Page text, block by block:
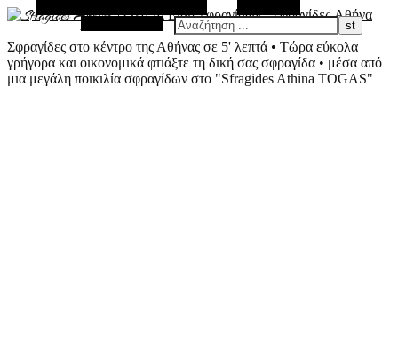
Σφραγίδες στο κέντρο της Αθήνας σε 5' λεπτά • Τώρα εύκολα
γρήγορα και οικονομικά φτιάξτε τη δική σας σφραγίδα • μέσα από
μια μεγάλη ποικιλία σφραγίδων στο "Sfragides Athina TOGAS"
Τυχαίο Άρθρο
Αναζήτηση